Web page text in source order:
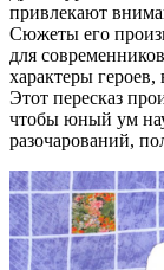
привлекают
Сюжеты его
для
характеры героев,
Этот пересказ
чтобы юный ум
разочарований,